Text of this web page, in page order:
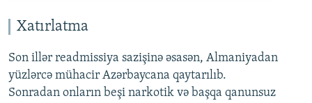
Xatırlatma
Son illər readmissiya sazişinə əsasən, Almaniyadan
yüzlərcə mühacir Azərbaycana qaytarılıb.
Sonradan onların beşi narkotik və başqa qanunsuz